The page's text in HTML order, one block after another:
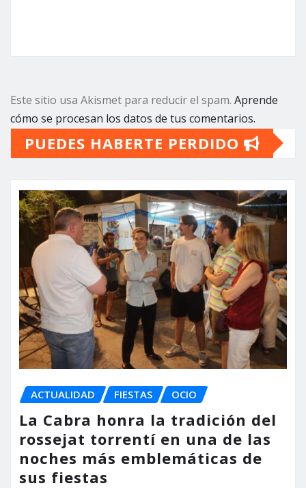
Este sitio usa Akismet para reducir el spam. Aprende
cómo se procesan los datos de tus comentarios.
PUEDES HABERTE PERDIDO
ACTUALIDAD FIESTAS OCIO
La Cabra honra la tradición del
rossejat torrentí en una de las
noches más emblemáticas de
sus fiestas